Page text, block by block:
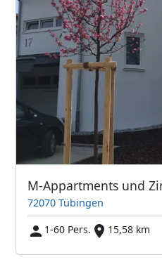
M-Appartments und
72070 Tübingen
1-60 Pers.
15,58 km